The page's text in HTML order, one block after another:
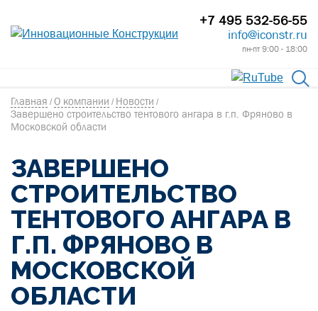
+7 495 532-56-55
info@iconstr.ru
пн-пт 9:00 - 18:00
Главная / О компании / Новости /
Завершено строительство тентового ангара в г.п. Фряново в
Московской области
ЗАВЕРШЕНО
СТРОИТЕЛЬСТВО
ТЕНТОВОГО АНГАРА В
Г.П. ФРЯНОВО В
МОСКОВСКОЙ
ОБЛАСТИ